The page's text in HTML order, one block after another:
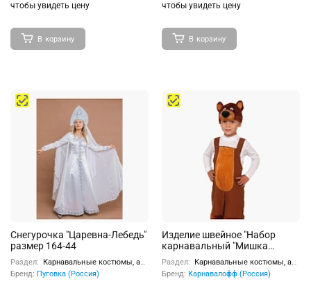
чтобы увидеть цену
В корзину
чтобы увидеть цену
В корзину
Снегурочка "Царевна-Лебедь"
размер 164-44
Раздел:
Карнавальные костюмы, аксессуары
Бренд: Пуговка (Россия)
Изделие швейное "Набор
карнавальный "Мишка
бурый" ткань-плюш (6-9 лет,
рост 122-134 см)
Раздел:
Карнавальные костюмы, аксессуары
Бренд: Карнавалофф (Россия)